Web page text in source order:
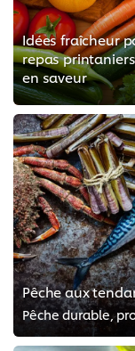
Idées fraîcheur
repas
en saveur
Pêche aux